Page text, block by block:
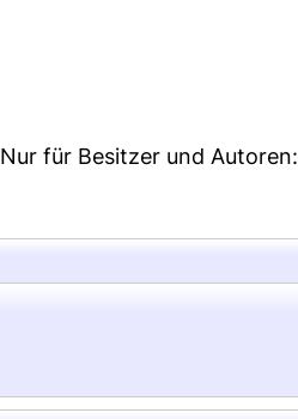
Nur für Besitzer und Autoren: